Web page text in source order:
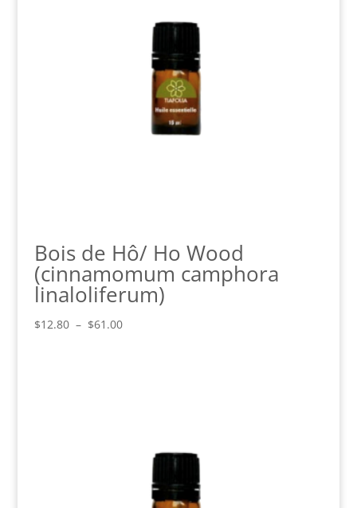
Bois de Hô/ Ho Wood
(cinnamomum camphora
linaloliferum)
$12.80 – $61.00Plage